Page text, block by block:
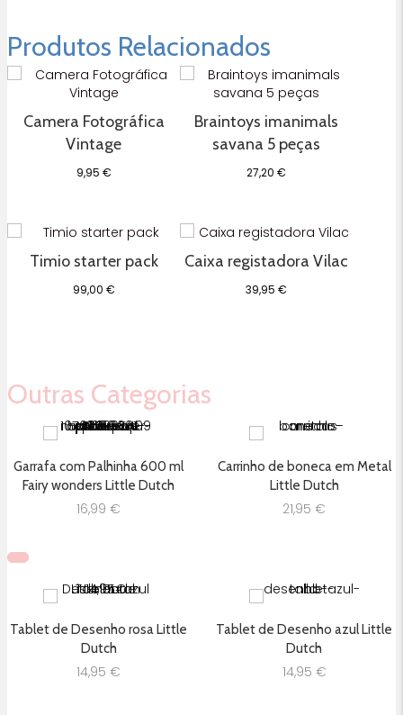
Dutch
Produtos Relacionados
Camera Fotográfica
Vintage
9,95 €
Braintoys imanimals
savana 5 peças
27,20€
Timio starter pack
99,00 €
Caixa registadora Vilac
39,95€
Outras Categorias
Garrafa com Palhinha 600 ml
Fairy wonders Little Dutch
16,99 €
Carrinho de boneca em Metal
Little Dutch
21,95 €
Tablet de Desenho rosa Little
Dutch
14,95 €
Tablet de Desenho azul Little
Dutch
14,95 €